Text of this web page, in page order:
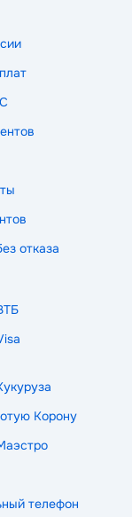
отказа
Корону
телефон